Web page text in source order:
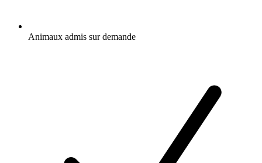
Animaux admis sur demande